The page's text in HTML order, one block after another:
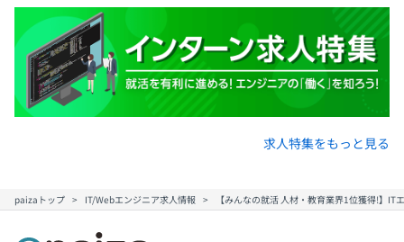
求人特集をもっと見る
paizaトップ IT/Webエンジニア求人情報 【みんなの就活 人材・教育業界1位獲得!】